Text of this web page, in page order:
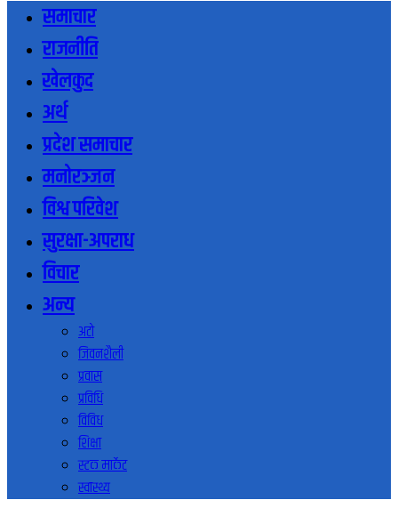
समाचार
राजनीति
खेलकुद
अर्थ
प्रदेश समाचार
मनोरञ्जन
विश्व परिवेश
सुरक्षा-अपराध
विचार
अन्य
अटो
जिवनशैली
प्रवास
प्रविधि
विविध
शिक्षा
स्टक मार्केट
स्वास्थ्य